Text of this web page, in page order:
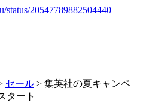
status/20547789882504440
セール > 集英社の夏キャンペ
タート